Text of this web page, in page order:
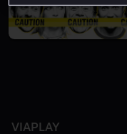
VIAPLAY